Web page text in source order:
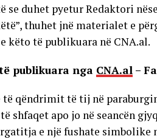
duhet pyetur Redaktori
thuhet jnë materialet e
këto të publikuara në CNA.al.
publikuara nga CNA.al –
qëndrimit të tij në
shfaqet apo jo në seancën
e një fushate simbolike